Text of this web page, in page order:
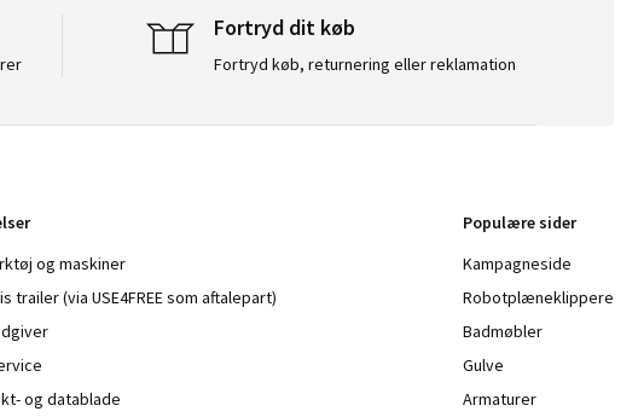
Fortryd dit køb
Fortryd køb, returnering eller reklamation
og maskiner
trailer (via USE4FREE som aftalepart)
og datablade
Populære sider
Kampagneside
Robotplæneklippere
Badmøbler
Gulve
Armaturer